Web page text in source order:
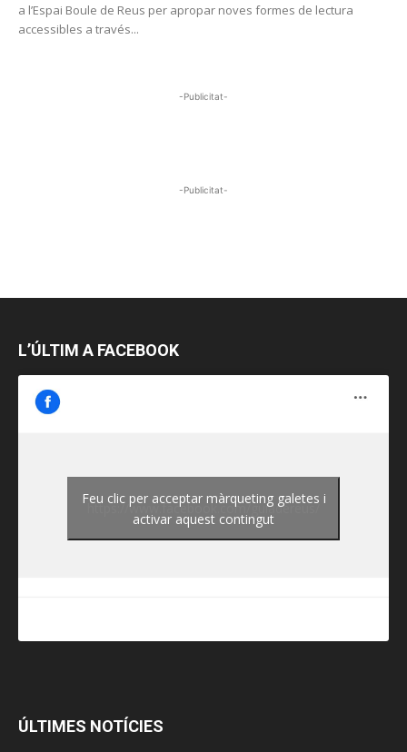
a l’Espai Boule de Reus per apropar noves formes de lectura
accessibles a través...
-Publicitat-
-Publicitat-
L’ÚLTIM A FACEBOOK
https://www.facebook.com/guiadereus/
Feu clic per acceptar màrqueting galetes i
activar aquest contingut
ÚLTIMES NOTÍCIES